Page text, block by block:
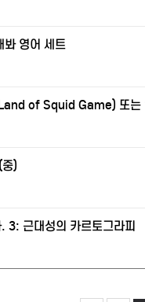
봐 영어 세트
of Squid Game) 또는
)
3: 근대성의 카르토그라피